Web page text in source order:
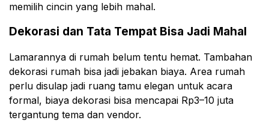
memilih cincin yang lebih mahal.
Dekorasi dan Tata Tempat Bisa Jadi Mahal
Lamarannya di rumah belum tentu hemat. Tambahan
dekorasi rumah bisa jadi jebakan biaya. Area rumah
perlu disulap jadi ruang tamu elegan untuk acara
formal, biaya dekorasi bisa mencapai Rp3–10 juta
tergantung tema dan vendor.